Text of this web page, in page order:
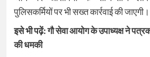
पुलिसकर्मियों पर भी सख्त कार्रवाई की जाएगी।
इसे भी पढ़ें:गौ सेवा आयोग के उपाध्यक्ष ने
की धमकी